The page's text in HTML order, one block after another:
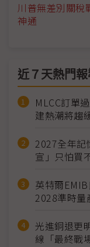
川普無差別關
神通
近７天熱門
MLCC訂單
建熱潮將趨
2027全年
宣」只怕買
英特爾
2028準時量
光進銅退更
線「最終戰